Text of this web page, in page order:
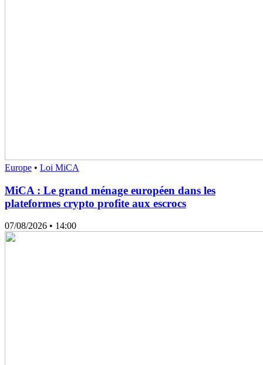
Europe • Loi MiCA
MiCA : Le grand ménage européen dans les
plateformes crypto profite aux escrocs
07/08/2026 • 14:00